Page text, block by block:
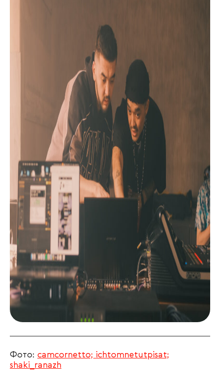
Фото: camcornetto; ichtomnetutpisat;
shaki_ranazh